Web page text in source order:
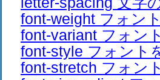
font-weight フォン
font-variant フォン
font-style フォント
font-stretch フォン